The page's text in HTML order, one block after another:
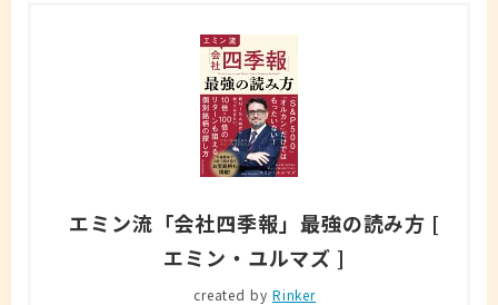
エミン流「会社四季報」最強の読み方 [
エミン・ユルマズ ]
created by Rinker